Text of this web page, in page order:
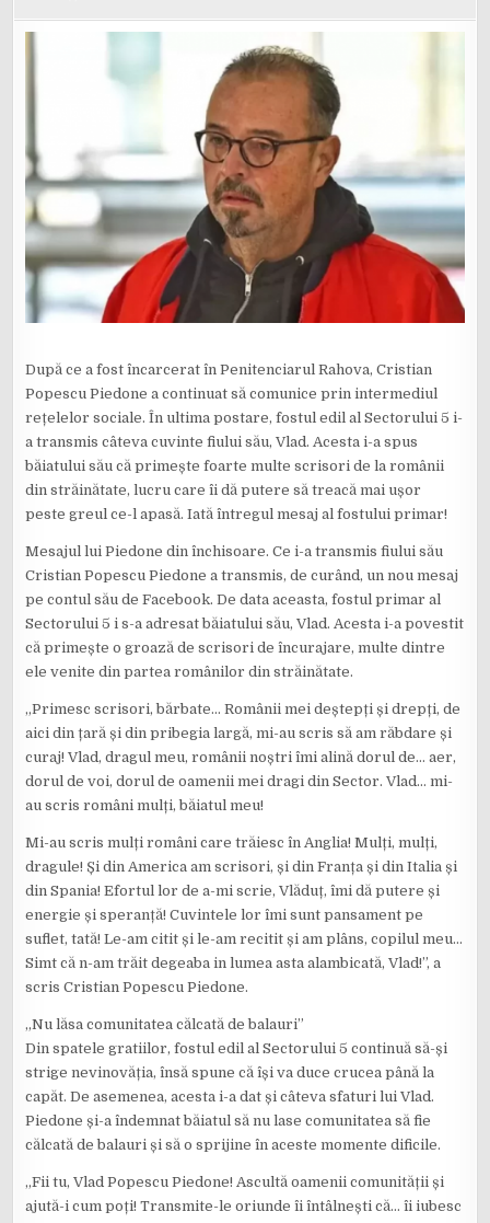
După ce a fost încarcerat în Penitenciarul Rahova, Cristian
Popescu Piedone a continuat să comunice prin intermediul
rețelelor sociale. În ultima postare, fostul edil al Sectorului 5 i-
a transmis câteva cuvinte fiului său, Vlad. Acesta i-a spus
băiatului său că primește foarte multe scrisori de la românii
din străinătate, lucru care îi dă putere să treacă mai ușor
peste greul ce-l apasă. Iată întregul mesaj al fostului primar!
Mesajul lui Piedone din închisoare. Ce i-a transmis fiului său
Cristian Popescu Piedone a transmis, de curând, un nou mesaj
pe contul său de Facebook. De data aceasta, fostul primar al
Sectorului 5 i s-a adresat băiatului său, Vlad. Acesta i-a povestit
că primește o groază de scrisori de încurajare, multe dintre
ele venite din partea românilor din străinătate.
„Primesc scrisori, bărbate… Românii mei deștepți și drepți, de
aici din țară și din pribegia largă, mi-au scris să am răbdare și
curaj! Vlad, dragul meu, românii noștri îmi alină dorul de… aer,
dorul de voi, dorul de oamenii mei dragi din Sector. Vlad… mi-
au scris români mulți, băiatul meu!
Mi-au scris mulți români care trăiesc în Anglia! Mulți, mulți,
dragule! Și din America am scrisori, și din Franța și din Italia și
din Spania! Efortul lor de a-mi scrie, Vlăduț, îmi dă putere și
energie și speranță! Cuvintele lor îmi sunt pansament pe
suflet, tată! Le-am citit și le-am recitit și am plâns, copilul meu…
Simt că n-am trăit degeaba in lumea asta alambicată, Vlad!”, a
scris Cristian Popescu Piedone.
„Nu lăsa comunitatea călcată de balauri”
Din spatele gratiilor, fostul edil al Sectorului 5 continuă să-și
strige nevinovăția, însă spune că își va duce crucea până la
capăt. De asemenea, acesta i-a dat și câteva sfaturi lui Vlad.
Piedone și-a îndemnat băiatul să nu lase comunitatea să fie
călcată de balauri și să o sprijine în aceste momente dificile.
„Fii tu, Vlad Popescu Piedone! Ascultă oamenii comunității și
ajută-i cum poți! Transmite-le oriunde îi întâlnești că… îi iubesc